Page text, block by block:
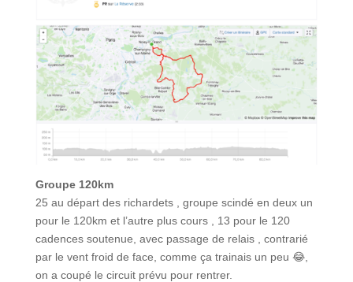
Groupe 120km
25 au départ des richardets , groupe scindé en deux un
pour le 120km et l’autre plus cours , 13 pour le 120
cadences soutenue, avec passage de relais , contrarié
par le vent froid de face, comme ça trainais un peu 😂,
on a coupé le circuit prévu pour rentrer.